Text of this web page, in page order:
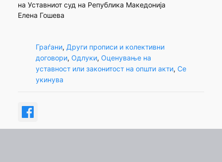
на Уставниот суд на Република Македонија
Елена Гошева
Граѓани, Други прописи и колективни
договори, Одлуки, Оценување на
уставност или законитост на општи акти, Се
укинува